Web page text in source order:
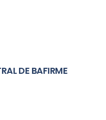
DE BAFIRME